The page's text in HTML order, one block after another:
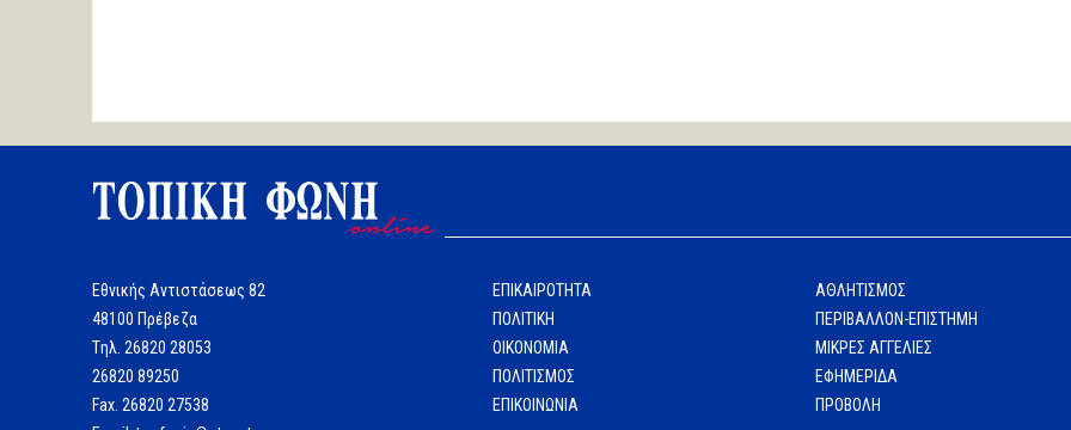
Εθνικής Αντιστάσεως 82
48100 Πρέβεζα
Tηλ. 26820 28053
26820 89250
Fax. 26820 27538
ΕΠΙΚΑΙΡΟΤΗΤΑ
ΠΟΛΙΤΙΚΗ
ΟΙΚΟΝΟΜΙΑ
ΠΟΛΙΤΙΣΜΟΣ
ΕΠΙΚΟΙΝΩΝΙΑ
ΑΘΛΗΤΙΣΜΟΣ
ΠΕΡΙΒΑΛΛΟΝ-ΕΠΙΣΤΗΜΗ
ΜΙΚΡΕΣ ΑΓΓΕΛΙΕΣ
ΕΦΗΜΕΡΙΔΑ
ΠΡΟΒΟΛΗ